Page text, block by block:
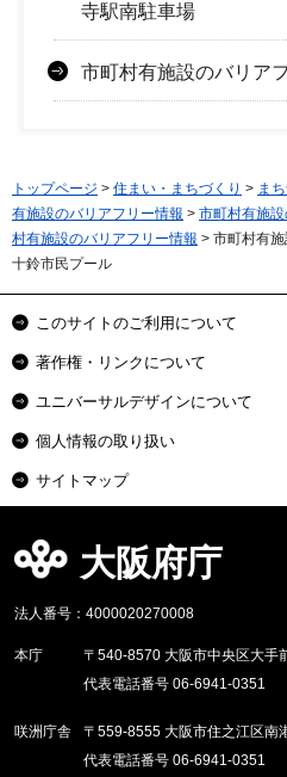
寺駅南駐車場
市町村有施設のバリア
トップページ > 住まい・まちづくり > ま
有施設のバリアフリー情報 > 市町村有施
村有施設のバリアフリー情報 > 市町村有
十鈴市民プール
このサイトのご利用について
著作権・リンクについて
ユニバーサルデザインについて
個人情報の取り扱い
サイトマップ
大阪府庁
法人番号：4000020270008
本庁
〒540-8570 大阪市中央区大手
代表電話番号 06-6941-0351
咲洲庁舎
〒559-8555 大阪市住之江区南
代表電話番号 06-6941-0351